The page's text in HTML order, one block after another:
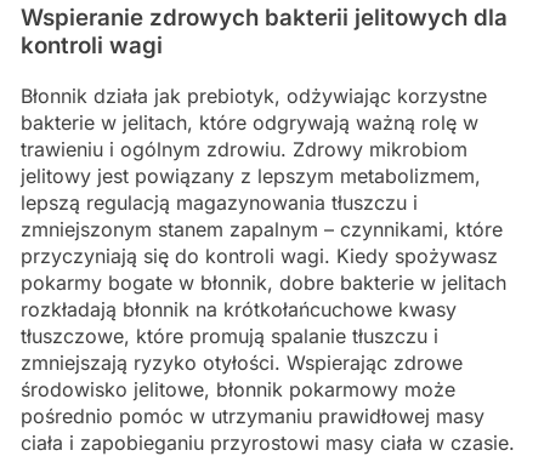
Wspieranie zdrowych bakterii jelitowych dla
kontroli wagi
Błonnik działa jak prebiotyk, odżywiając korzystne
bakterie w jelitach, które odgrywają ważną rolę w
trawieniu i ogólnym zdrowiu. Zdrowy mikrobiom
jelitowy jest powiązany z lepszym metabolizmem,
lepszą regulacją magazynowania tłuszczu i
zmniejszonym stanem zapalnym – czynnikami, które
przyczyniają się do kontroli wagi. Kiedy spożywasz
pokarmy bogate w błonnik, dobre bakterie w jelitach
rozkładają błonnik na krótkołańcuchowe kwasy
tłuszczowe, które promują spalanie tłuszczu i
zmniejszają ryzyko otyłości. Wspierając zdrowe
środowisko jelitowe, błonnik pokarmowy może
pośrednio pomóc w utrzymaniu prawidłowej masy
ciała i zapobieganiu przyrostowi masy ciała w czasie.